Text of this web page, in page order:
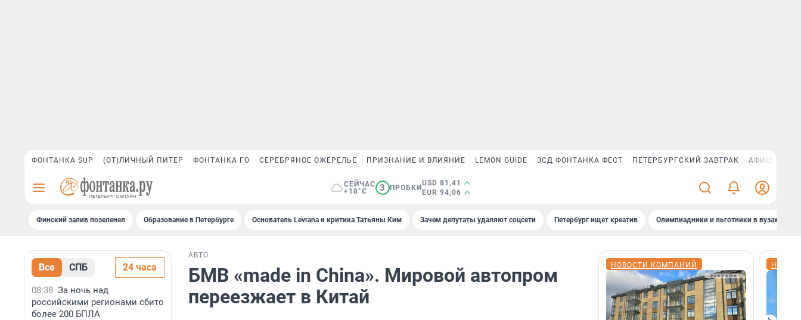
ФОНТАНКА SUP (ОТ)ЛИЧНЫЙ ПИТЕР ФОНТАНКА ГО СЕРЕБРЯНОЕ ОЖЕРЕЛЬЕ ПРИЗНАНИЕ И ВЛИЯНИЕ LEMON GUIDE ЗСД ФОНТАНКА ФЕСТ ПЕТЕРБУРГСКИЙ ЗАВТРАК АФИША PLUS
СЕЙЧАС
+18°C
3 ПРОБКИ
USD 81,41
EUR 94,06
Финский залив позеленел Образование в Петербурге Основатель Levrana и критика Татьяны Ким Зачем депутаты удаляют соцсети Петербург ищет креатив Олимпиадники и льготники в вузах СПб
Все СПБ 24 часа
08:38 За ночь над
российскими регионами сбито
более 200 БПЛА
АВТО
БМВ «made in China». Мировой автопром
переезжает в Китай
НОВОСТИ КОМПАНИЙ